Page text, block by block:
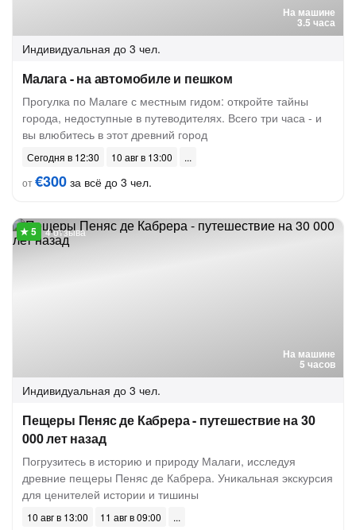
На машине
3.5 часа
Индивидуальная до 3 чел.
Малага - на автомобиле и пешком
Прогулка по Малаге с местным гидом: откройте тайны
города, недоступные в путеводителях. Всего три часа - и
вы влюбитесь в этот древний город
Сегодня в 12:30
10 авг в 13:00
от€300 за всё до 3 чел.
На машине
5 часов
4 отзыва
Индивидуальная до 3 чел.
Пещеры Пеняс де Кабрера - путешествие на 30
000 лет назад
Погрузитесь в историю и природу Малаги, исследуя
древние пещеры Пеняс де Кабрера. Уникальная экскурсия
для ценителей истории и тишины
10 авг в 13:00
11 авг в 09:00